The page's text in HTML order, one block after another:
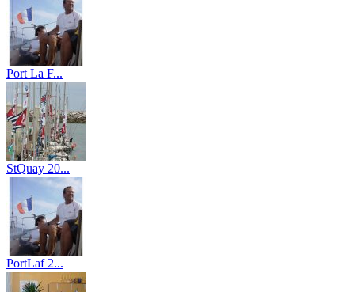
Port La F...
(73)
StQuay 20...
PortLaf 2...
(73)